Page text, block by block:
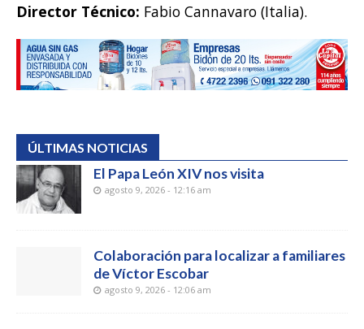
Director Técnico: Fabio Cannavaro (Italia).
ÚLTIMAS NOTICIAS
El Papa León XIV nos visita
agosto 9, 2026 - 12:16 am
Colaboración para localizar a familiares
de Víctor Escobar
agosto 9, 2026 - 12:06 am